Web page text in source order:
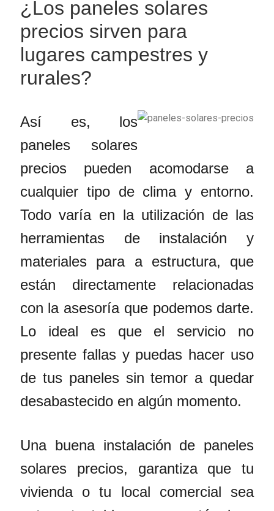
¿Los paneles solares
precios sirven para
lugares campestres y
rurales?
Así es, los
paneles solares
precios pueden acomodarse a
cualquier tipo de clima y entorno.
Todo varía en la utilización de las
herramientas de instalación y
materiales para a estructura, que
están directamente relacionadas
con la asesoría que podemos darte.
Lo ideal es que el servicio no
presente fallas y puedas hacer uso
de tus paneles sin temor a quedar
desabastecido en algún momento.
Una buena instalación de paneles
solares precios, garantiza que tu
vivienda o tu local comercial sea